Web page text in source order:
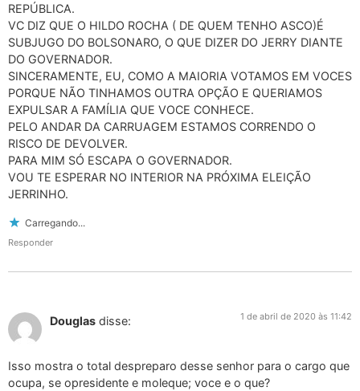
REPÚBLICA.
VC DIZ QUE O HILDO ROCHA ( DE QUEM TENHO ASCO)É
SUBJUGO DO BOLSONARO, O QUE DIZER DO JERRY DIANTE
DO GOVERNADOR.
SINCERAMENTE, EU, COMO A MAIORIA VOTAMOS EM VOCES
PORQUE NÃO TINHAMOS OUTRA OPÇÃO E QUERIAMOS
EXPULSAR A FAMÍLIA QUE VOCE CONHECE.
PELO ANDAR DA CARRUAGEM ESTAMOS CORRENDO O
RISCO DE DEVOLVER.
PARA MIM SÓ ESCAPA O GOVERNADOR.
VOU TE ESPERAR NO INTERIOR NA PRÓXIMA ELEIÇÃO
JERRINHO.
Carregando...
Responder
Douglas disse: 1 de abril de 2020 às 11:42
Isso mostra o total despreparo desse senhor para o cargo que
ocupa, se opresidente e moleque; voce e o que?